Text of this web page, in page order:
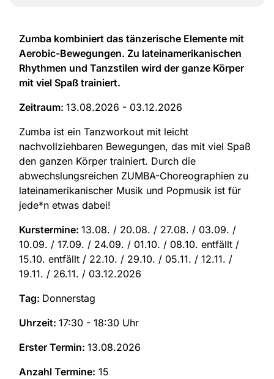
Zumba kombiniert das tänzerische Elemente mit
Aerobic-Bewegungen. Zu lateinamerikanischen
Rhythmen und Tanzstilen wird der ganze Körper
mit viel Spaß trainiert.
Zeitraum: 13.08.2026 - 03.12.2026
Zumba ist ein Tanzworkout mit leicht
nachvollziehbaren Bewegungen, das mit viel Spaß
den ganzen Körper trainiert. Durch die
abwechslungsreichen ZUMBA-Choreographien zu
lateinamerikanischer Musik und Popmusik ist für
jede*n etwas dabei!
Kurstermine: 13.08. / 20.08. / 27.08. / 03.09. /
10.09. / 17.09. / 24.09. / 01.10. / 08.10. entfällt /
15.10. entfällt / 22.10. / 29.10. / 05.11. / 12.11. /
19.11. / 26.11. / 03.12.2026
Tag: Donnerstag
Uhrzeit: 17:30 - 18:30 Uhr
Erster Termin: 13.08.2026
Anzahl Termine: 15